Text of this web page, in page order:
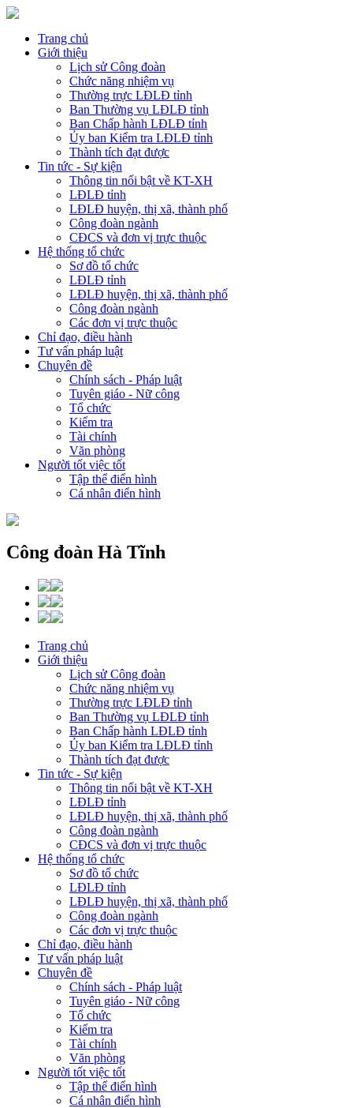
Trang chủ
Giới thiệu
Lịch sử Công đoàn
Chức năng nhiệm vụ
Thường trực LĐLĐ tỉnh
Ban Thường vụ LĐLĐ tỉnh
Ban Chấp hành LĐLĐ tỉnh
Ủy ban Kiểm tra LĐLĐ tỉnh
Thành tích đạt được
Tin tức - Sự kiện
Thông tin nổi bật về KT-XH
LĐLĐ tỉnh
LĐLĐ huyện, thị xã, thành phố
Công đoàn ngành
CĐCS và đơn vị trực thuộc
Hệ thống tổ chức
Sơ đồ tổ chức
LĐLĐ tỉnh
LĐLĐ huyện, thị xã, thành phố
Công đoàn ngành
Các đơn vị trực thuộc
Chỉ đạo, điều hành
Tư vấn pháp luật
Chuyên đề
Chính sách - Pháp luật
Tuyên giáo - Nữ công
Tổ chức
Kiểm tra
Tài chính
Văn phòng
Người tốt việc tốt
Tập thể điển hình
Cá nhân điển hình
Công đoàn Hà Tĩnh
Trang chủ
Giới thiệu
Lịch sử Công đoàn
Chức năng nhiệm vụ
Thường trực LĐLĐ tỉnh
Ban Thường vụ LĐLĐ tỉnh
Ban Chấp hành LĐLĐ tỉnh
Ủy ban Kiểm tra LĐLĐ tỉnh
Thành tích đạt được
Tin tức - Sự kiện
Thông tin nổi bật về KT-XH
LĐLĐ tỉnh
LĐLĐ huyện, thị xã, thành phố
Công đoàn ngành
CĐCS và đơn vị trực thuộc
Hệ thống tổ chức
Sơ đồ tổ chức
LĐLĐ tỉnh
LĐLĐ huyện, thị xã, thành phố
Công đoàn ngành
Các đơn vị trực thuộc
Chỉ đạo, điều hành
Tư vấn pháp luật
Chuyên đề
Chính sách - Pháp luật
Tuyên giáo - Nữ công
Tổ chức
Kiểm tra
Tài chính
Văn phòng
Người tốt việc tốt
Tập thể điển hình
Cá nhân điển hình